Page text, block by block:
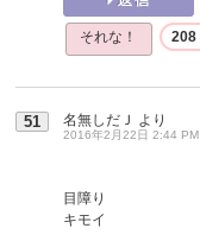
それな！ 208
51 名無しだＪ より
2016年2月22日 2:44 PM
目障り
キモイ